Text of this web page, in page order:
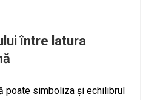
între latura
poate simboliza și echilibrul